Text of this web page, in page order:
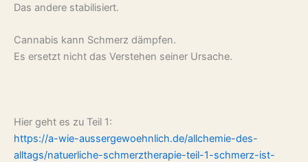
Das andere stabilisiert.
Cannabis kann Schmerz dämpfen.
Es ersetzt nicht das Verstehen seiner Ursache.
Hier geht es zu Teil 1:
https://a-wie-aussergewoehnlich.de/allchemie-des-
alltags/natuerliche-schmerztherapie-teil-1-schmerz-ist-